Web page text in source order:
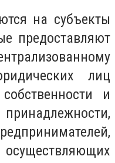
на субъекты
предоставляют
лиц
и